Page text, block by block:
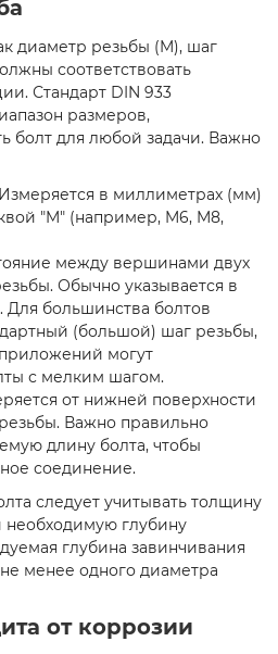
диаметр резьбы (M), шаг
соответствовать
Стандарт DIN 933
размеров,
болт для любой задачи. Важно
Измеряется в миллиметрах (мм)
"M" (например, M6, M8,
между вершинами двух
Обычно указывается в
большинства болтов
(большой) шаг резьбы,
могут
с мелким шагом.
от нижней поверхности
Важно правильно
длину болта, чтобы
соединение.
следует учитывать толщину
глубину
глубина завинчивания
менее одного диаметра
от коррозии